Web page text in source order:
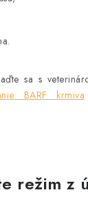
sa s
BARF krmiva
režim z